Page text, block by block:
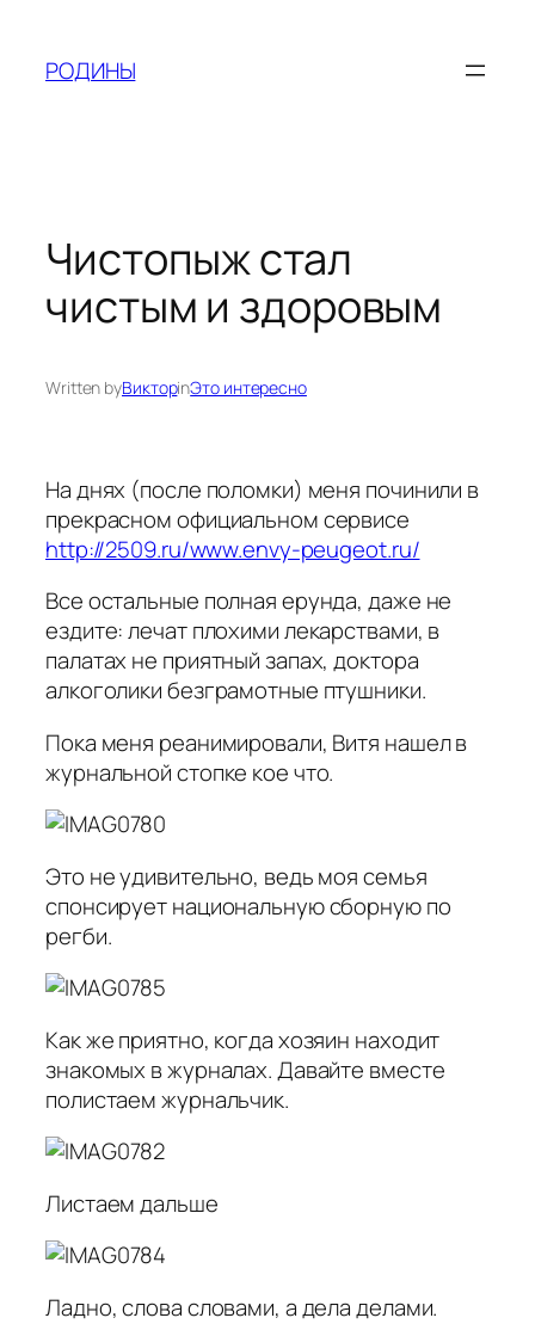
content
РОДИНЫ
Чистопыж стал
чистым и здоровым
Written byВикторinЭто интересно
На днях (после поломки) меня починили в
прекрасном официальном сервисе
http://2509.ru/www.envy-peugeot.ru/
Все остальные полная ерунда, даже не
ездите: лечат плохими лекарствами, в
палатах не приятный запах, доктора
алкоголики безграмотные птушники.
Пока меня реанимировали, Витя нашел в
журнальной стопке кое что.
Это не удивительно, ведь моя семья
спонсирует национальную сборную по
регби.
Как же приятно, когда хозяин находит
знакомых в журналах. Давайте вместе
полистаем журнальчик.
Листаем дальше
Ладно, слова словами, а дела делами.